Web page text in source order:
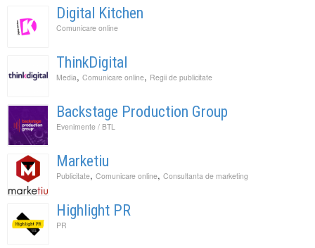
Digital Kitchen
Comunicare online
ThinkDigital
Media, Comunicare online, Regii de publicitate
Backstage Production Group
Evenimente / BTL
Marketiu
Publicitate, Comunicare online, Consultanta de marketing
Highlight PR
PR